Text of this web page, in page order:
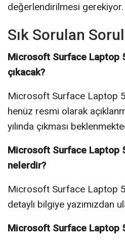
değerlendirilmesi gerekiyor.
Sık Sorulan
Microsoft Surface Laptop
çıkacak?
Microsoft Surface Laptop
henüz resmi olarak
yılında çıkması
Microsoft Surface Laptop
nelerdir?
Microsoft Surface Laptop
detaylı bilgiye yazımızdan
Microsoft Surface Laptop